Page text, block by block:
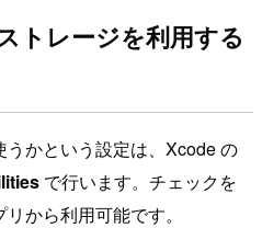
トレージを利用する
かという設定は、Xcode の
で行います。チェックを
から利用可能です。